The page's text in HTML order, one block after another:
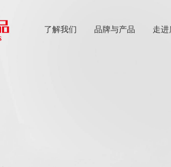
了解我们 品牌与产品 走进